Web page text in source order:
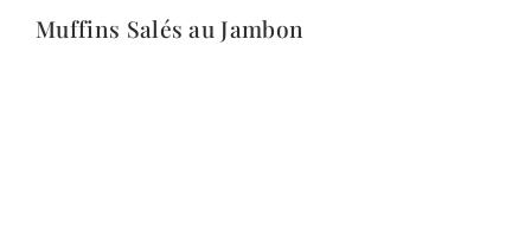
Muffins Salés au Jambon